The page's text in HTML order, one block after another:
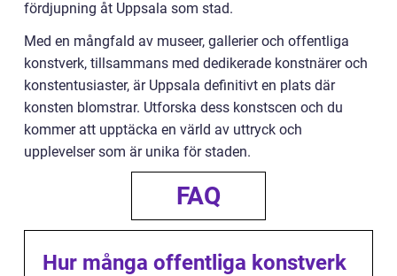
fördjupning åt Uppsala som stad.
Med en mångfald av museer, gallerier och offentliga
konstverk, tillsammans med dedikerade konstnärer och
konstentusiaster, är Uppsala definitivt en plats där
konsten blomstrar. Utforska dess konstscen och du
kommer att upptäcka en värld av uttryck och
upplevelser som är unika för staden.
FAQ
Hur många offentliga konstverk